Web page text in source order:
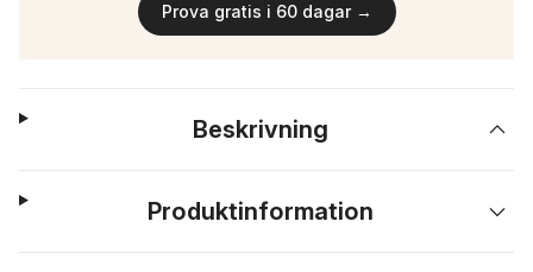
Prova gratis i 60 dagar →
Beskrivning
Produktinformation